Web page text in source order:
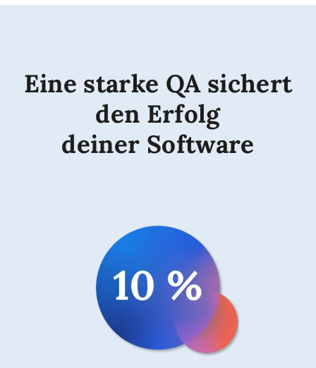
Eine starke QA sichert
den Erfolg
deiner Software